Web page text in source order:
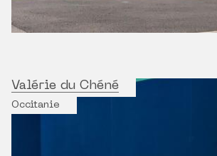
Valérie du Chéné
Occitanie